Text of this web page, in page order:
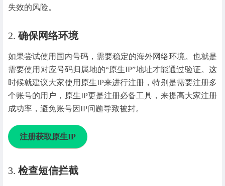
失效的风险。
2. 确保网络环境
如果尝试使用国内号码，需要稳定的海外网络环境。也就是
需要使用对应号码归属地的“原生IP”地址才能通过验证。这
时候就建议大家使用原生IP来进行注册，特别是需要注册多
个账号的用户，原生IP更是注册必备工具，来提高大家注册
成功率，避免账号因IP问题导致被封。
注册获取原生IP
3. 检查短信拦截